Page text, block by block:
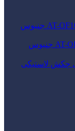
انبر فیلتر بازکن سایز 10 اینچی مدل AT-OF10 جنیوس
چکش لاستیکی